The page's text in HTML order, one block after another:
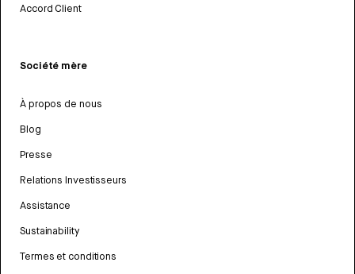
Accord Client
Société mère
À propos de nous
Blog
Presse
Relations Investisseurs
Assistance
Sustainability
Termes et conditions